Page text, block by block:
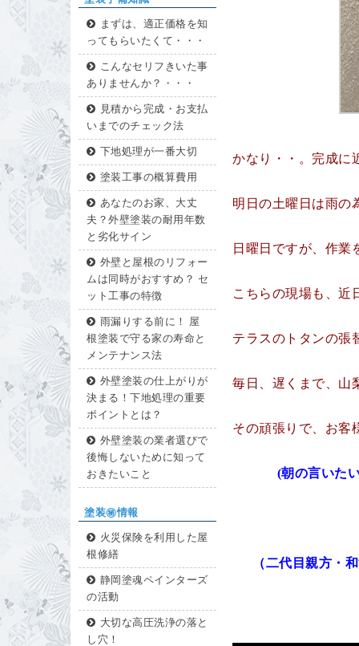
まずは、適正価格を知
ってもらいたくて・・・
こんなセリフきいた事
ありませんか？・・・
見積から完成・お支払
いまでのチェック法
下地処理が一番大切
塗装工事の概算費用
あなたのお家、大丈
夫？外壁塗装の耐用年数
と劣化サイン
外壁と屋根のリフォー
ムは同時がおすすめ？ セ
ット工事の特徴
雨漏りする前に！ 屋
根塗装で守る家の寿命と
メンテナンス法
外壁塗装の仕上がりが
決まる！下地処理の重要
ポイントとは？
外壁塗装の業者選びで
後悔しないために知って
おきたいこと
塗装㊙情報
火災保険を利用した屋
根修繕
静岡塗魂ペインターズ
の活動
大切な高圧洗浄の落と
し穴！
かなり・・。完成に
明日の土曜日は雨の
日曜日ですが、作業
こちらの現場も、近
テラスのトタンの張
毎日、遅くまで、山
その頑張りで、お客
(朝の言いた
（二代目親方・